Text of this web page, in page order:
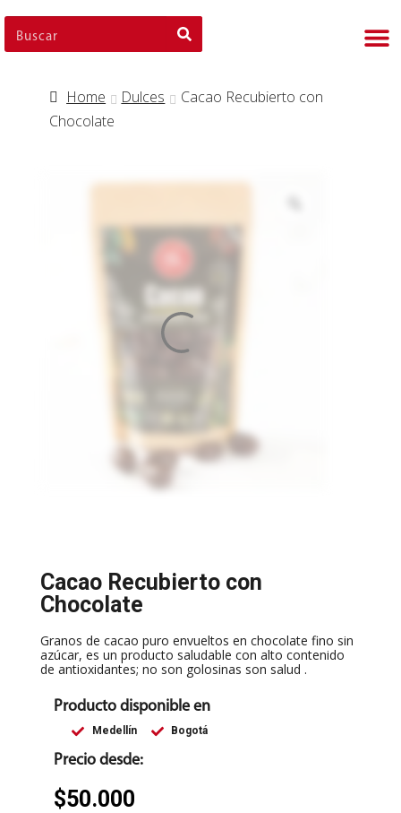
Home Dulces
Cacao Recubierto con
Chocolate
Cacao Recubierto con
Chocolate
Granos de cacao puro envueltos en chocolate fino sin
azúcar, es un producto saludable con alto contenido
de antioxidantes; no son golosinas son salud .
Producto disponible en
Medellín Bogotá
Precio desde:
$50.000